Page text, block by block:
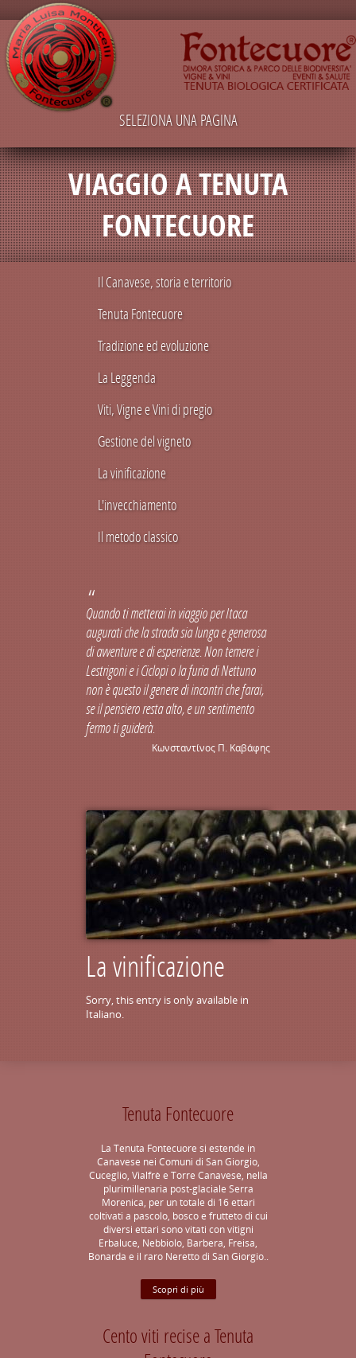
SELEZIONA UNA PAGINA
VIAGGIO A TENUTA
FONTECUORE
Il Canavese, storia e territorio
Tenuta Fontecuore
Tradizione ed evoluzione
La Leggenda
Viti, Vigne e Vini di pregio
Gestione del vigneto
La vinificazione
L'invecchiamento
Il metodo classico
Quando ti metterai in viaggio per Itaca
augurati che la strada sia lunga e generosa
di avventure e di esperienze. Non temere i
Lestrigoni e i Ciclopi o la furia di Nettuno
non è questo il genere di incontri che farai,
se il pensiero resta alto, e un sentimento
fermo ti guiderà.
Κωνσταντίνος Π. Καβάφης
La vinificazione
Sorry, this entry is only available in
Italiano.
Tenuta Fontecuore
La Tenuta Fontecuore si estende in
Canavese nei Comuni di San Giorgio,
Cuceglio, Vialfrè e Torre Canavese, nella
plurimillenaria post-glaciale Serra
Morenica, per un totale di 16 ettari
coltivati a pascolo, bosco e frutteto di cui
diversi ettari sono vitati con vitigni
Erbaluce, Nebbiolo, Barbera, Freisa,
Bonarda e il raro Neretto di San Giorgio..
Scopri di più
Cento viti recise a Tenuta